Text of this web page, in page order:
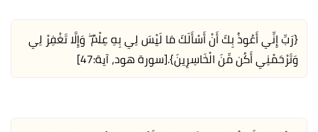
{رَبِّ إِنِّي أَعُوذُ بِكَ أَنْ أَسْأَلَكَ مَا لَيْسَ لِي بِهِ عِلْمٌ ۖ وَإِلَّا تَغْفِرْ لِي
وَتَرْحَمْنِي أَكُن مِّنَ الْخَاسِرِينَ}.[سورة هود، آية:47]